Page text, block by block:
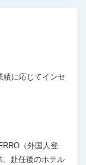
績に応じてインセ
（外国人登
、赴任後のホテル